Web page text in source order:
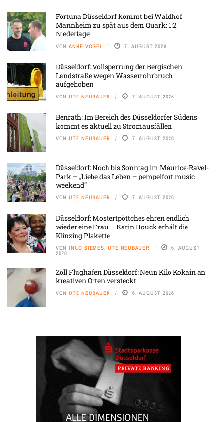
Fortuna Düsseldorf kommt bei Waldhof
Mannheim zu spät aus dem Quark: 1:2
Niederlage
VON ANNE VOGEL 7. AUGUST 2026
Düsseldorf: Vollsperrung der Bergischen
Landstraße wegen Wasserrohrbruch
aufgehoben
VON UTE NEUBAUER 7. AUGUST 2026
Benrath: Im Bereich des Düsseldorfer Südens
kommt es aktuell zu Stromausfällen
VON UTE NEUBAUER 7. AUGUST 2026
Düsseldorf: Noch bis Sonntag im Maurice-Ravel-
Park – „Liebe das Leben – pempelfort music
weekend“
VON UTE NEUBAUER 7. AUGUST 2026
Düsseldorf: Mostertpöttches ehren endlich
wieder eine Frau – Karin Houck erhält die
Klinzing Plakette
VON INGO SIEMES, UTE NEUBAUER 6. AUGUST
2026
Zoll Flughafen Düsseldorf: Neun Kilo Kokain an
kreativen Orten versteckt
VON UTE NEUBAUER 6. AUGUST 2026